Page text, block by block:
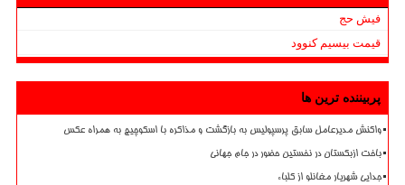
فیش حج
قیمت بیسیم کنوود
پربیننده ترین ها
واکنش مدیرعامل سابق پرسپولیس به بازگشت و مذاکره با اسکوچیچ به همراه عکس
باخت ازبکستان در نخستین حضور در جام جهانی
جدایی شهریار مغانلو از کلباء